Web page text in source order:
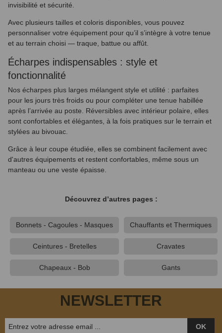
(2 avis)
(3 avis)
invisibilité et sécurité.
Avec plusieurs tailles et coloris disponibles, vous pouvez
personnaliser votre équipement pour qu’il s’intègre à votre tenue
et au terrain choisi — traque, battue ou affût.
Écharpes indispensables : style et
fonctionnalité
Nos écharpes plus larges mélangent style et utilité : parfaites
pour les jours très froids ou pour compléter une tenue habillée
après l’arrivée au poste. Réversibles avec intérieur polaire, elles
sont confortables et élégantes, à la fois pratiques sur le terrain et
stylées au bivouac.
Grâce à leur coupe étudiée, elles se combinent facilement avec
d'autres équipements et restent confortables, même sous un
manteau ou une veste épaisse.
Découvrez d’autres pages :
Bonnets - Cagoules - Masques
Ceintures - Bretelles
Chapeaux - Bob
Chauffants et Thermiques
Cravates
Gants
NEWSLETTER
OK